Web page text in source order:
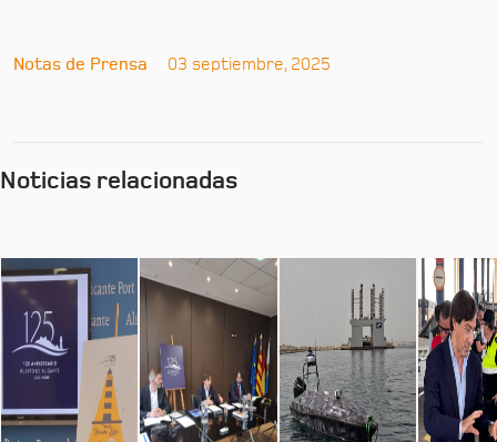
Notas de Prensa 03 septiembre, 2025
Noticias relacionadas